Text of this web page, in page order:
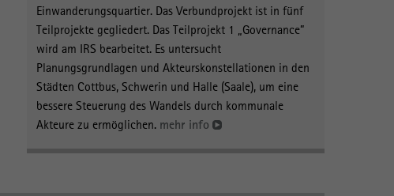
Einwanderungsquartier. Das Verbundprojekt ist in fünf
Teilprojekte gegliedert. Das Teilprojekt 1 „Governance”
wird am IRS bearbeitet. Es untersucht
Planungsgrundlagen und Akteurskonstellationen in den
Städten Cottbus, Schwerin und Halle (Saale), um eine
bessere Steuerung des Wandels durch kommunale
Akteure zu ermöglichen. mehr info